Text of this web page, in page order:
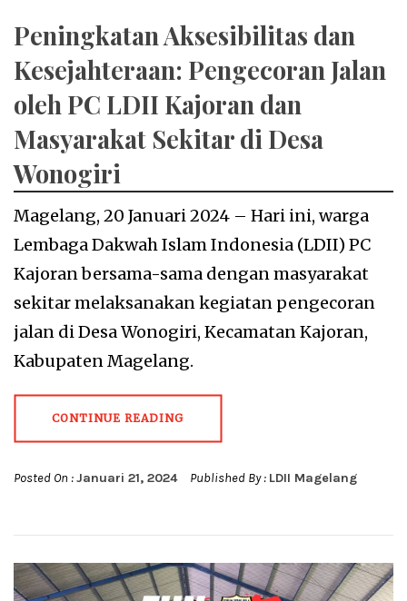
Peningkatan Aksesibilitas dan
Kesejahteraan: Pengecoran Jalan
oleh PC LDII Kajoran dan
Masyarakat Sekitar di Desa
Wonogiri
Magelang, 20 Januari 2024 – Hari ini, warga
Lembaga Dakwah Islam Indonesia (LDII) PC
Kajoran bersama-sama dengan masyarakat
sekitar melaksanakan kegiatan pengecoran
jalan di Desa Wonogiri, Kecamatan Kajoran,
Kabupaten Magelang.
CONTINUE READING
Posted On :Januari 21, 2024 Published By : LDII Magelang